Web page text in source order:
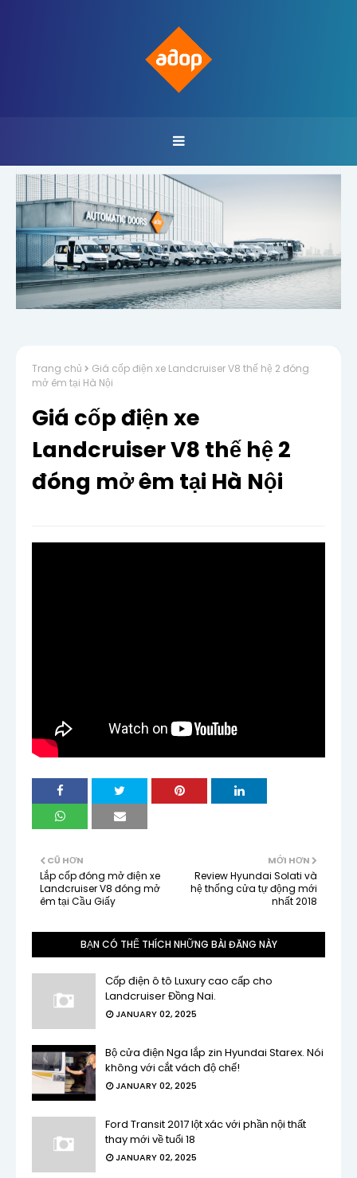
Trang chủ
Giá cốp điện xe Landcruiser V8 thế hệ 2 đóng
mở êm tại Hà Nội
Giá cốp điện xe
Landcruiser V8 thế hệ 2
đóng mở êm tại Hà Nội
MỚI HƠN
Review Hyundai Solati và
hệ thống cửa tự động mới
nhất 2018
CŨ HƠN
Lắp cốp đóng mở điện xe
Landcruiser V8 đóng mở
êm tại Cầu Giấy
BẠN CÓ THỂ THÍCH NHỮNG BÀI ĐĂNG NÀY
Cốp điện ô tô Luxury cao cấp cho
Landcruiser Đồng Nai.
JANUARY 02, 2025
Bộ cửa điện Nga lắp zin Hyundai Starex. Nói
không với cắt vách độ chế!
JANUARY 02, 2025
Ford Transit 2017 lột xác với phần nội thất
thay mới về tuổi 18
JANUARY 02, 2025